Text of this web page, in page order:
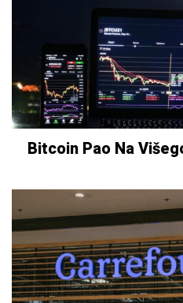
Bitcoin Pao Na